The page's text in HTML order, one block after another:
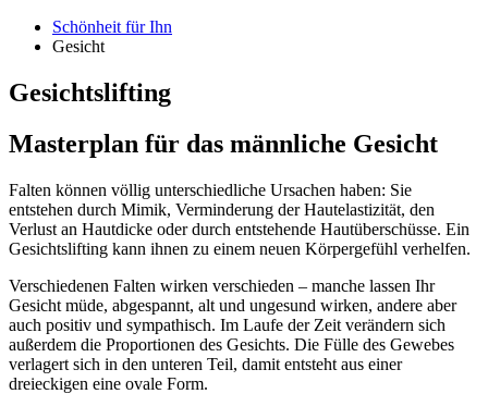
Schönheit für Ihn
Gesicht
Gesichtslifting
Masterplan für das männliche Gesicht
Falten können völlig unterschiedliche Ursachen haben: Sie
entstehen durch Mimik, Verminderung der Hautelastizität, den
Verlust an Hautdicke oder durch entstehende Hautüberschüsse. Ein
Gesichtslifting kann ihnen zu einem neuen Körpergefühl verhelfen.
Verschiedenen Falten wirken verschieden – manche lassen Ihr
Gesicht müde, abgespannt, alt und ungesund wirken, andere aber
auch positiv und sympathisch. Im Laufe der Zeit verändern sich
außerdem die Proportionen des Gesichts. Die Fülle des Gewebes
verlagert sich in den unteren Teil, damit entsteht aus einer
dreieckigen eine ovale Form.